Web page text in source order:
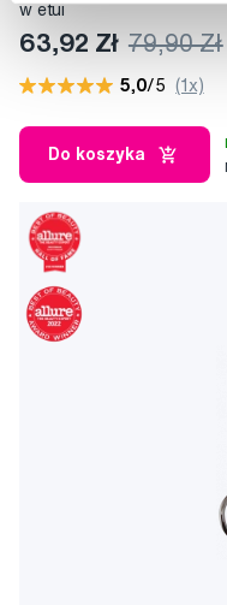
w etui
63,92 Zł 79,90 Zł
5,0/5 (1x)
Do koszyka